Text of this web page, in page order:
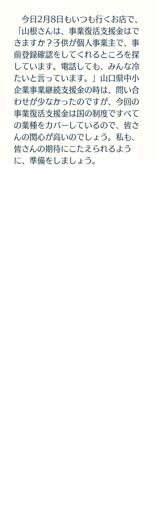
今日2月8日もいつも行くお店で、
「山根さんは、事業復活支援金はで
きますか？子供が個人事業主で、事
前登録確認をしてくれるところを探
しています。電話しても、みんな冷
たいと言っています。」山口県中小
企業事業継続支援金の時は、問い合
わせが少なかったのですが、今回の
事業復活支援金は国の制度ですべて
の業種をカバーしているので、皆さ
んの関心が高いのでしょう。私も、
皆さんの期待にこたえられるよう
に、準備をしましょう。